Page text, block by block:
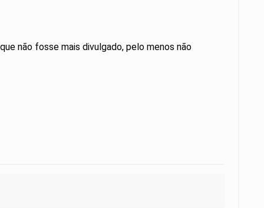
não fosse mais divulgado, pelo menos não